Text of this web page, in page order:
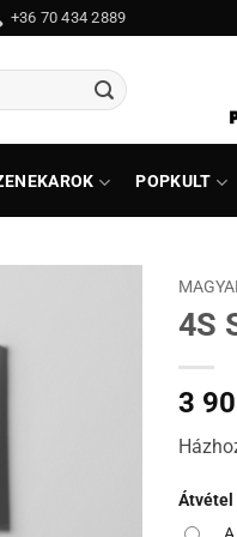
+36 70 434 2889
POPKULT
4S
3
Átvétel